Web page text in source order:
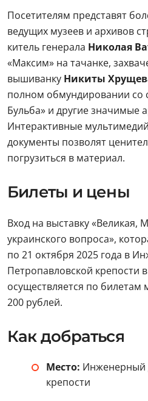
Посетителям представят
ведущих музеев и архивов
китель генерала Николая
«Максим» на тачанке,
вышиванку Никиты
полном обмундировании со
Бульба» и другие значимые
Интерактивные
документы позволят
погрузиться в материал.
Билеты и цены
Вход на выставку «Великая,
украинского вопроса»,
по 21 октября 2025 года в
Петропавловской крепости
осуществляется по билетам
200 рублей.
Как добраться
Место: Инженерный
крепости